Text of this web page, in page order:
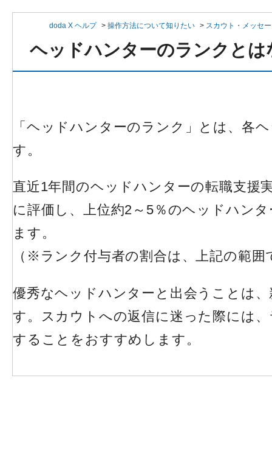
doda X ヘルプ > 操作方法について知りたい > スカウト・メッセ
ヘッドハンターのランクとは
「ヘッドハンターのランク」とは、各
す。
直近1年間のヘッドハンターの転職支援
に評価し、上位約2～5％のヘッドハン
ます。
（※ランク付与者の割合は、上記の範
優秀なヘッドハンターと出会うことは
す。スカウトへの返信に迷った際には
することをおすすめします。